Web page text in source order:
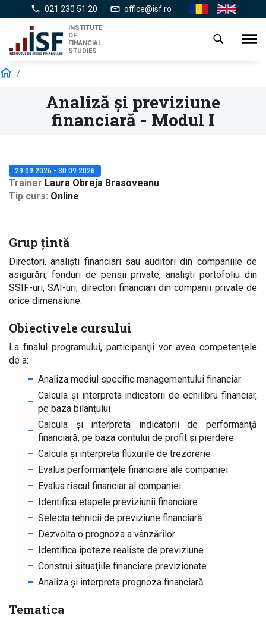
to
content
021 230 51 20 office@isf.ro En
INSTITUTE
OF
FINANCIAL
STUDIES
/
Analiză și previziune
financiară - Modul I
29.09.2026 - 30.09.2026
Trainer Laura Obreja Brasoveanu
Tip curs Online
Grup țintă
Directori, analiști financiari sau auditori din companiile de
asigurări, fonduri de pensii private, analiști portofoliu din
SSIF-uri, SAI-uri, directori financiari din companii private de
orice dimensiune.
Obiectivele cursului
La finalul programului, participanţii vor avea competenţele
de a:
Analiza mediul specific managementului financiar
Calcula şi interpreta indicatorii de echilibru financiar,
pe baza bilanţului
Calcula şi interpreta indicatorii de performanţă
financiară, pe baza contului de profit şi pierdere
Calcula şi interpreta fluxurile de trezorerie
Evalua performanţele financiare ale companiei
Evalua riscul financiar al companiei
Identifica etapele previziunii financiare
Selecta tehnicii de previziune financiară
Dezvolta o prognoza a vânzărilor
Identifica ipoteze realiste de previziune
Construi situaţiile financiare previzionate
Analiza și interpreta prognoza financiară
Tematica